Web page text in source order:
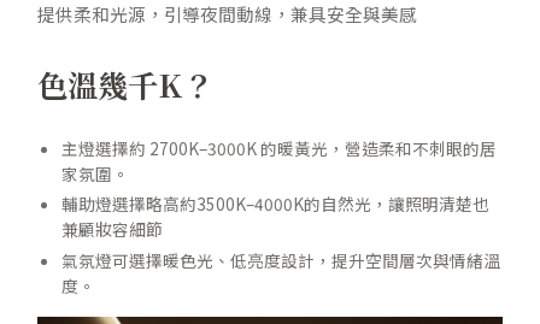
提供柔和光源，引導夜間動線，兼具安全與美感
色溫幾千K？
主燈選擇約 2700K–3000K 的暖黃光，營造柔和不刺眼的居
家氛圍。
輔助燈選擇略高約3500K–4000K的自然光，讓照明清楚也
兼顧妝容細節
氣氛燈可選擇暖色光、低亮度設計，提升空間層次與情緒溫
度。